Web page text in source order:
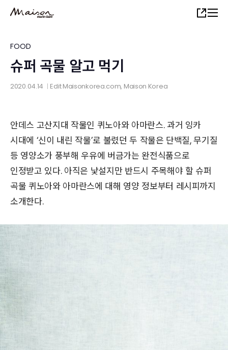
content
Share
FOOD
슈퍼 곡물 알고 먹기
2020.04.14 EditMaisonkorea.com, Maison Korea
안데스 고산지대 작물인 퀴노아와 아마란스. 과거 잉카
시대에 ‘신이 내린 작물’로 불렸던 두 작물은 단백질, 무기질
등 영양소가 풍부해 우유에 버금가는 완전식품으로
인정받고 있다. 아직은 낯설지만 반드시 주목해야 할 슈퍼
곡물 퀴노아와 아마란스에 대해 영양 정보부터 레시피까지
소개한다.